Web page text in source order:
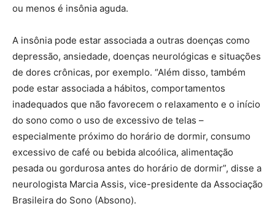
ou menos é insônia aguda.
A insônia pode estar associada a outras doenças como
depressão, ansiedade, doenças neurológicas e situações
de dores crônicas, por exemplo. “Além disso, também
pode estar associada a hábitos, comportamentos
inadequados que não favorecem o relaxamento e o início
do sono como o uso de excessivo de telas –
especialmente próximo do horário de dormir, consumo
excessivo de café ou bebida alcoólica, alimentação
pesada ou gordurosa antes do horário de dormir”, disse a
neurologista Marcia Assis, vice-presidente da Associação
Brasileira do Sono (Absono).